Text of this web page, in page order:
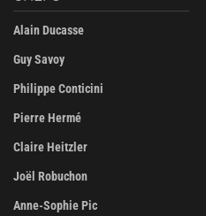
Alain Ducasse
Guy Savoy
Philippe Conticini
Pierre Hermé
Claire Heitzler
Joël Robuchon
Anne-Sophie Pic